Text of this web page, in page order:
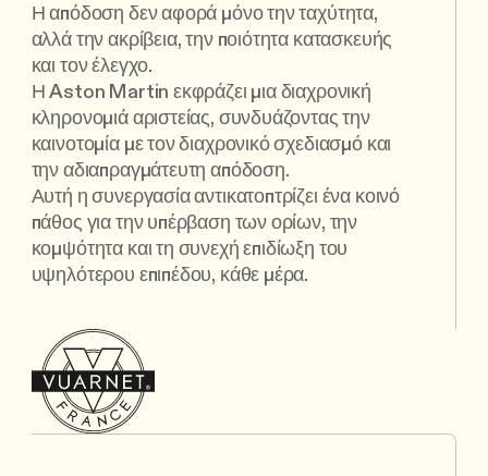
Η απόδοση δεν αφορά μόνο την ταχύτητα,
αλλά την ακρίβεια, την ποιότητα κατασκευής
και τον έλεγχο.
Η Aston Martin εκφράζει μια διαχρονική
κληρονομιά αριστείας, συνδυάζοντας την
καινοτομία με τον διαχρονικό σχεδιασμό και
την αδιαπραγμάτευτη απόδοση.
Αυτή η συνεργασία αντικατοπτρίζει ένα κοινό
πάθος για την υπέρβαση των ορίων, την
κομψότητα και τη συνεχή επιδίωξη του
υψηλότερου επιπέδου, κάθε μέρα.